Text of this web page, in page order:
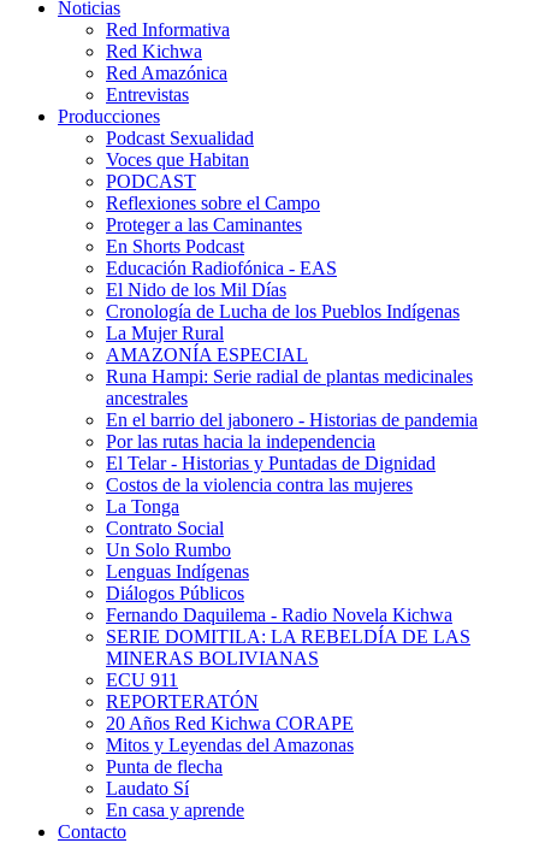
Noticias
Red Informativa
Red Kichwa
Red Amazónica
Entrevistas
Producciones
Podcast Sexualidad
Voces que Habitan
PODCAST
Reflexiones sobre el Campo
Proteger a las Caminantes
En Shorts Podcast
Educación Radiofónica - EAS
El Nido de los Mil Días
Cronología de Lucha de los Pueblos Indígenas
La Mujer Rural
AMAZONÍA ESPECIAL
Runa Hampi: Serie radial de plantas medicinales
ancestrales
En el barrio del jabonero - Historias de pandemia
Por las rutas hacia la independencia
El Telar - Historias y Puntadas de Dignidad
Costos de la violencia contra las mujeres
La Tonga
Contrato Social
Un Solo Rumbo
Lenguas Indígenas
Diálogos Públicos
Fernando Daquilema - Radio Novela Kichwa
SERIE DOMITILA: LA REBELDÍA DE LAS
MINERAS BOLIVIANAS
ECU 911
REPORTERATÓN
20 Años Red Kichwa CORAPE
Mitos y Leyendas del Amazonas
Punta de flecha
Laudato Sí
En casa y aprende
Contacto